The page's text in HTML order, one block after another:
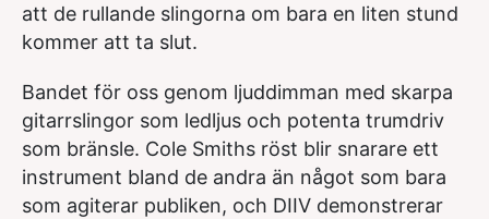
att de rullande slingorna om bara en liten stund
kommer att ta slut.
Bandet för oss genom ljuddimman med skarpa
gitarrslingor som ledljus och potenta trumdriv
som bränsle. Cole Smiths röst blir snarare ett
instrument bland de andra än något som bara
som agiterar publiken, och DIIV demonstrerar